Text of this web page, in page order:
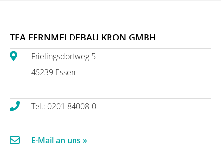
TFA FERNMELDEBAU KRON GMBH
Frielingsdorfweg 5
45239 Essen
Tel.: 0201 84008-0
E-Mail an uns »